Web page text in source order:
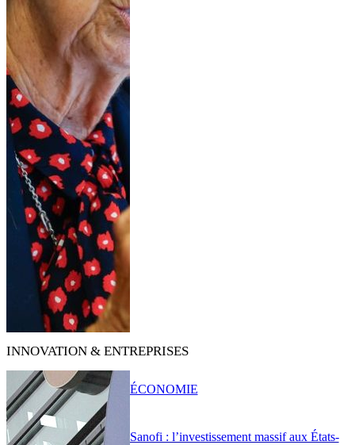
INNOVATION & ENTREPRISES
Sanofi : l’investissement massif aux États-
ÉCONOMIE